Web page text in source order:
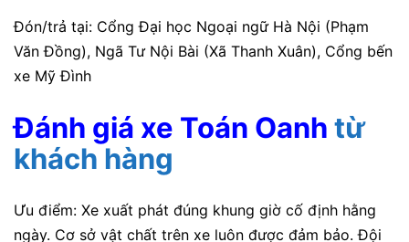
Đón/trả tại: Cổng Đại học Ngoại ngữ Hà Nội (Phạm
Văn Đồng), Ngã Tư Nội Bài (Xã Thanh Xuân), Cổng bến
xe Mỹ Đình
Đánh giá xe Toán Oanh từ
khách hàng
Ưu điểm: Xe xuất phát đúng khung giờ cố định hằng
ngày. Cơ sở vật chất trên xe luôn được đảm bảo. Đội